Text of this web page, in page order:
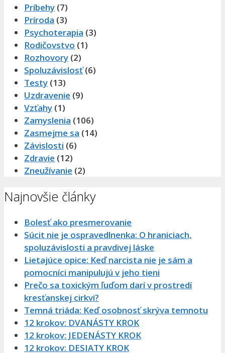
Príbehy (7)
Príroda (3)
Psychoterapia (3)
Rodičovstvo (1)
Rozhovory (2)
Spoluzávislosť(6)
Testy (13)
Uzdravenie (9)
Vzťahy (1)
Zamyslenia (106)
Zasmejme sa (14)
Závislosti (6)
Zdravie (12)
Zneužívanie (2)
Najnovšie články
Bolesť ako presmerovanie
Súcit nie je ospravedlnenka: O hraniciach,
spoluzávislosti a pravdivej láske
Lietajúce opice: Keď narcista nie je sám a
pomocníci manipulujú v jeho tieni
Prečo sa toxickým ľuďom darí v prostredí
kresťanskej cirkvi?
Temná triáda: Keď osobnosť skrýva temnotu
12 krokov: DVANÁSTY KROK
12 krokov: JEDENÁSTY KROK
12 krokov: DESIATY KROK